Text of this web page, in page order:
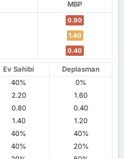
MBP
0.90
1.40
0.40
Ev Sahibi
Deplasman
40%
0%
2.20
1.60
0.80
0.40
1.40
1.20
40%
40%
40%
20%